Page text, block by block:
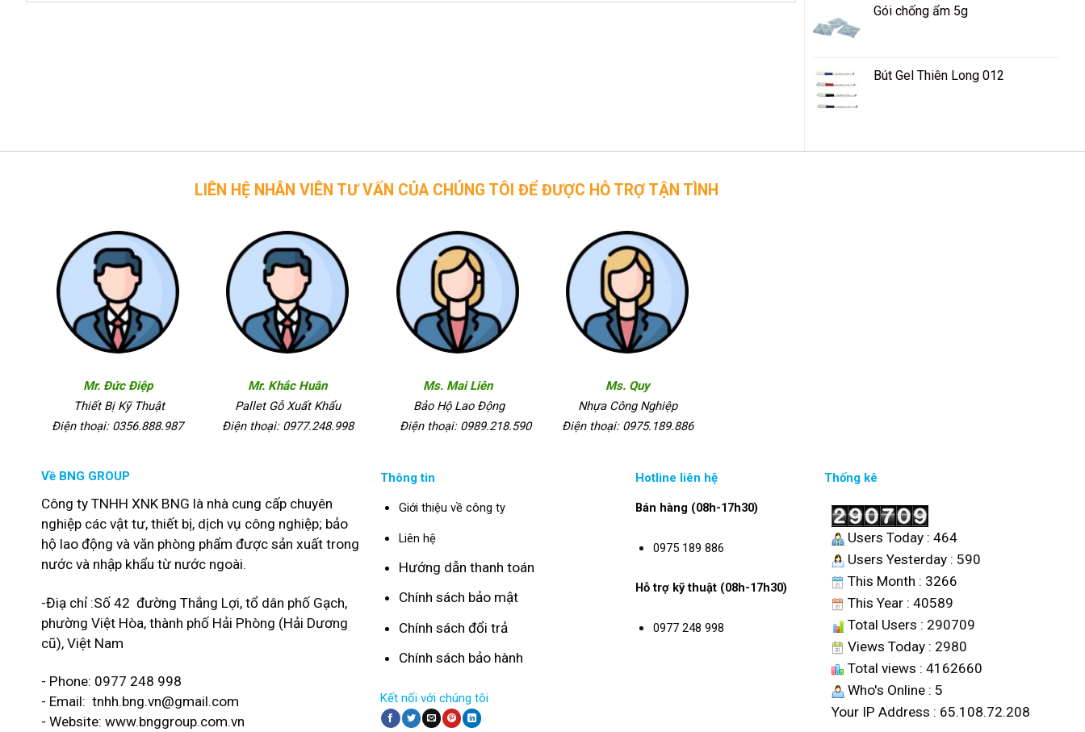
Gói chống ẩm 5g
Bút Gel Thiên Long 012
LIÊN HỆ NHÂN VIÊN TƯ VẤN CỦA CHÚNG TÔI ĐỂ ĐƯỢC HỖ TRỢ TẬN TÌNH
Mr. Đức Điệp
Thiết Bị Kỹ Thuật
Điện thoại: 0356.888.987
Mr. Khắc Huân
Pallet Gỗ Xuất Khẩu
Điện thoại: 0977.248.998
Ms. Mai Liên
Bảo Hộ Lao Động
Điện thoại: 0989.218.590
Ms. Quy
Nhựa Công Nghiệp
Điện thoại: 0975.189.886
Về BNG GROUP
Công ty TNHH XNK BNG là nhà cung cấp chuyên
nghiệp các vật tư, thiết bị, dịch vụ công nghiệp; bảo
hộ lao động và văn phòng phẩm được sản xuất trong
nước và nhập khẩu từ nước ngoài.
-Điạ chỉ :Số 42 đường Thắng Lợi, tổ dân phố Gạch,
phường Việt Hòa, thành phố Hải Phòng (Hải Dương
cũ), Việt Nam
- Phone: 0977 248 998
- Email: tnhh.bng.vn@gmail.com
- Website: www.bnggroup.com.vn
Thông tin
Giới thiệu về công ty
Liên hệ
Hướng dẫn thanh toán
Chính sách bảo mật
Chính sách đổi trả
Chính sách bảo hành
Kết nối với chúng tôi
Hotline liên hệ
Bán hàng (08h-17h30)
0975 189 886
Hỗ trợ kỹ thuật (08h-17h30)
0977 248 998
Thống kê
Users Today : 464
Users Yesterday : 590
This Month : 3266
This Year : 40589
Total Users : 290709
Views Today : 2980
Total views : 4162660
Who's Online : 5
Your IP Address : 65.108.72.208